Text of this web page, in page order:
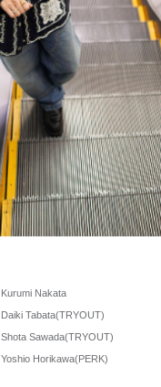
Kurumi Nakata
Daiki Tabata(TRYOUT)
Shota Sawada(TRYOUT)
Yoshio Horikawa(PERK)